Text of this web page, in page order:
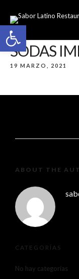
Open toolbar
SODAS
19 MARZO, 2021
ABOUT THE
CATEGORÍAS
No hay categorías